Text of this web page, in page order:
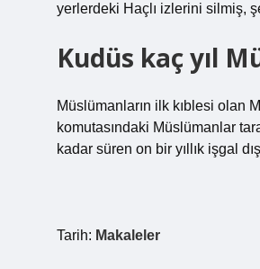
yerlerdeki Haçlı izlerini silmiş,
Kudüs kaç yıl
Müslümanların ilk kıblesi olan
komutasındaki Müslümanlar
kadar süren on bir yıllık işgal
Tarih: Makaleler